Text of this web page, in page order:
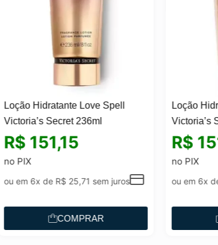
Love Spell
Secret 236ml
de R$25,71sem juros
COMPRAR
Loção Hidratante
Victoria’s Secret
151,15
ou em 6x de R$25,71